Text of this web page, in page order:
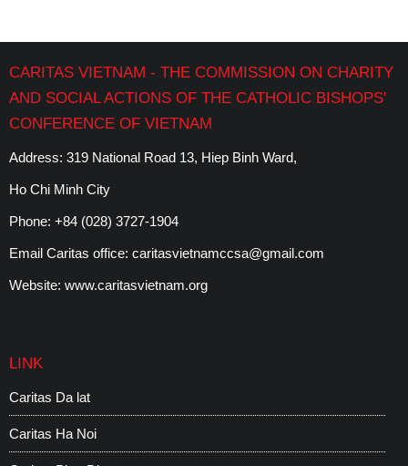
CARITAS VIETNAM - THE COMMISSION ON CHARITY
AND SOCIAL ACTIONS OF THE CATHOLIC BISHOPS'
CONFERENCE OF VIETNAM
Address: 319 National Road 13, Hiep Binh Ward,
Ho Chi Minh City
Phone: +84 (028) 3727-1904
Email Caritas office: caritasvietnamccsa@gmail.com
Website: www.caritasvietnam.org
LINK
Caritas Da lat
Caritas Ha Noi